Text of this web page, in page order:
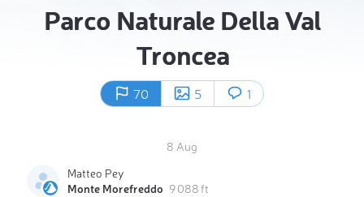
Parco Naturale Della Val
Troncea
70 5 1
8 Aug
Matteo Pey
Monte Morefreddo 9 088 ft